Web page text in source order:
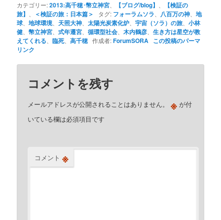
カテゴリー:2013:高千穂･幣立神宮 【ブログ/blog】
【検証の
旅】
＜検証の旅：日本篇＞ タグ: フォーラムソラ 八百万の神 、地
球 、地球環境 天照大神 、太陽光炭素化炉 、宇宙（ソラ）の旅 、小林
健 、幣立神宮 、式年遷宮 、循環型社会 、木内鶴彦 、生き方は星空が教
えてくれる 、臨死、高千穂 作成者:ForumSORA この投稿のパーマ
リンク
コメントを残す
メールアドレスが公開されることはありません。 ※ が付
いている欄は必須項目です
コメント ※